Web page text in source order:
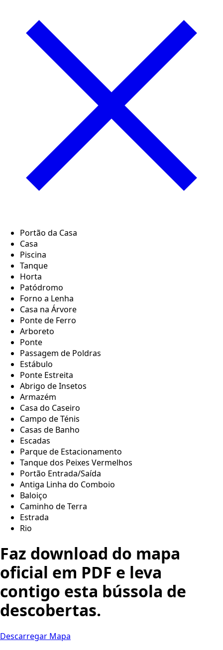
Portão da Casa
Casa
Piscina
Tanque
Horta
Patódromo
Forno a Lenha
Casa na Árvore
Ponte de Ferro
Arboreto
Ponte
Passagem de Poldras
Estábulo
Ponte Estreita
Abrigo de Insetos
Armazém
Casa do Caseiro
Campo de Ténis
Casas de Banho
Escadas
Parque de Estacionamento
Tanque dos Peixes Vermelhos
Portão Entrada/Saída
Antiga Linha do Comboio
Baloiço
Caminho de Terra
Estrada
Rio
Faz download do mapa
oficial em PDF e leva
contigo esta bússola de
descobertas.
Descarregar Mapa